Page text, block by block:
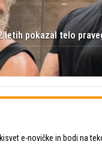
letih pokazal telo
e-novičke in bodi na